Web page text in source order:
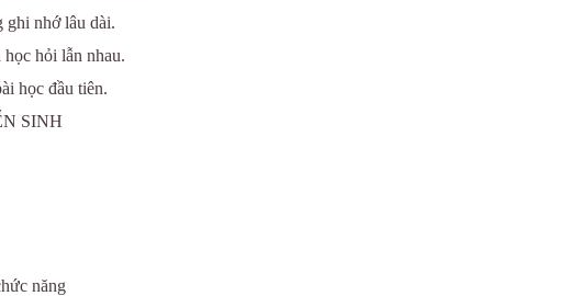
ghi nhớ lâu dài.
hỏi lẫn nhau.
học đầu tiên.
SINH
năng